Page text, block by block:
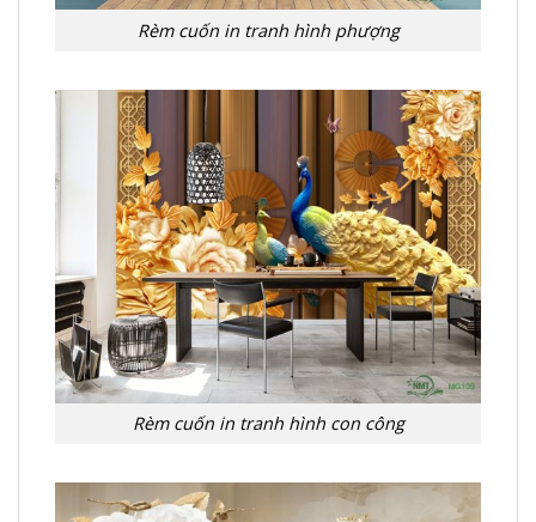
Rèm cuốn in tranh hình phượng
Rèm cuốn in tranh hình con công